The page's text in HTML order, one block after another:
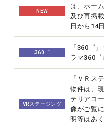
NEW
は、ホー
及び再掲
日から14
360゜
「360゜
ラマ360゜
VRステージング
「ＶＲス
物件は、
テリアコ
像がご覧
明等はあ